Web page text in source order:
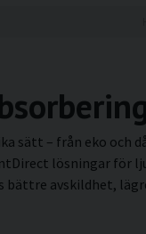
sätt – från eko
lösningar för
avskildhet,